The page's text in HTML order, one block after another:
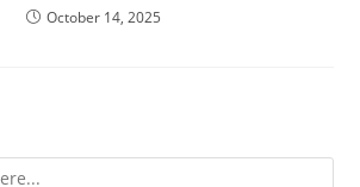
October 14, 2025